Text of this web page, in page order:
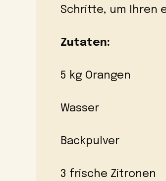
Schritte, um Ihren
Zutaten:
5 kg Orangen
Wasser
Backpulver
3 frische Zitronen